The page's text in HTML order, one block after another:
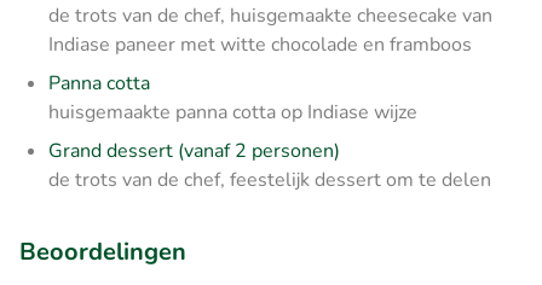
de trots van de chef, huisgemaakte cheesecake van
Indiase paneer met witte chocolade en framboos
Panna cotta
huisgemaakte panna cotta op Indiase wijze
Grand dessert (vanaf 2 personen)
de trots van de chef, feestelijk dessert om te delen
Beoordelingen